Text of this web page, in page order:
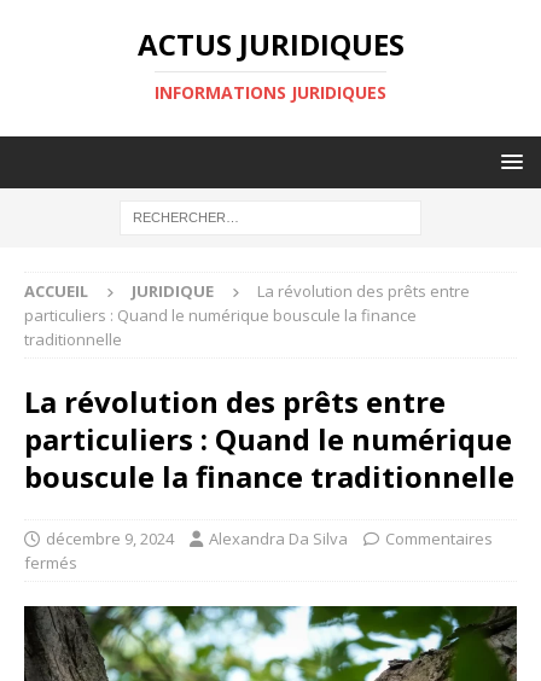
ACTUS JURIDIQUES
INFORMATIONS JURIDIQUES
ACCUEIL JURIDIQUE
La révolution des prêts entre
particuliers : Quand le numérique bouscule la finance
traditionnelle
La révolution des prêts entre
particuliers : Quand le numérique
bouscule la finance traditionnelle
décembre 9, 2024 Alexandra Da Silva
Commentaires
fermés